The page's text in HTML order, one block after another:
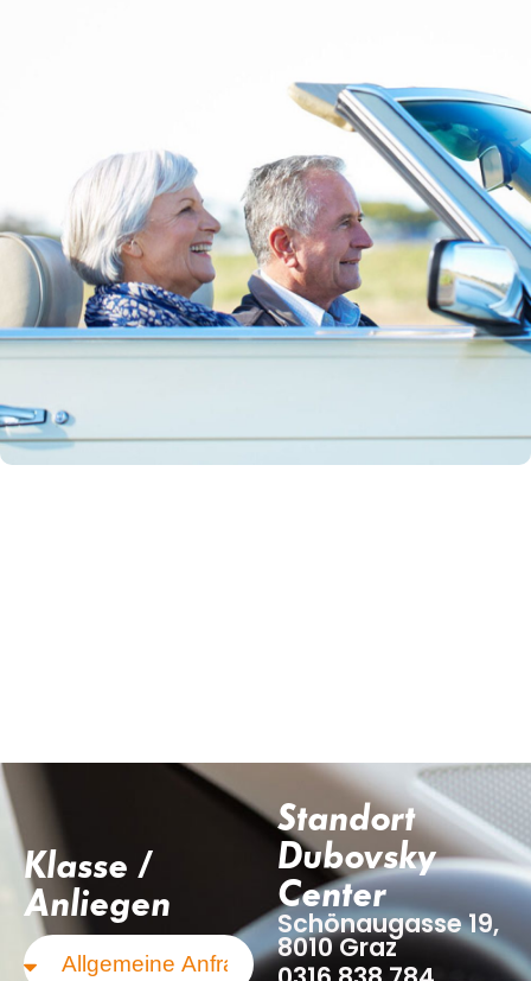
Standort
Dubovsky
Center
Schönaugasse 19,
8010 Graz
Klasse /
Anliegen